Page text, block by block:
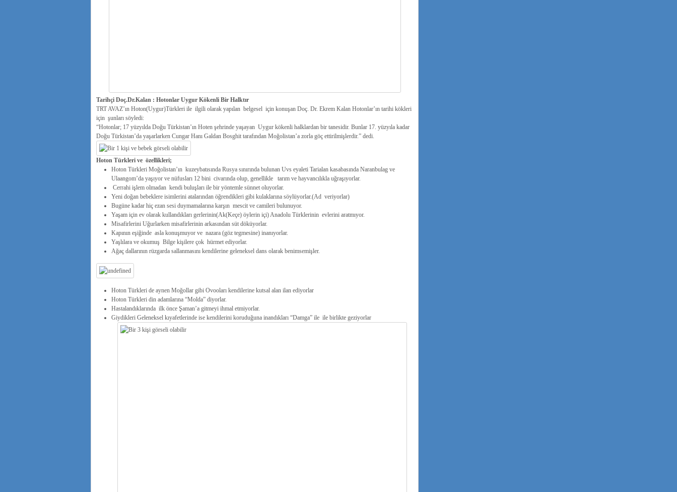
Tarihçi Doç.Dr.Kalan : Hotonlar Uygur Kökenli Bir Halktır
TRT AVAZ’ın Hoton(Uygur)Türkleri ile ilgili olarak yapılan belgesel için konuşan Doç. Dr. Ekrem Kalan Hotonlar’ın tarihi kökleri
için şunları söyledi:
“Hotonlar; 17 yüzyılda Doğu Türkistan’ın Hoten şehrinde yaşayan Uygur kökenli halklardan bir tanesidir. Bunlar 17. yüzyıla kadar
Doğu Türkistan’da yaşarlarken Cungar Hanı Galdan Bosghit tarafından Moğolistan’a zorla göç ettirilmişlerdir.” dedi.
Hoton Türkleri ve özellikleri;
Hoton Türkleri Moğolistan’ın kuzeybatısında Rusya sınırında bulunan Uvs eyaleti Tarialan kasabasında Naranbulag ve
Ulaangom’da yaşıyor ve nüfusları 12 bini civarında olup, genellikle tarım ve hayvancılıkla uğraşıyorlar.
Cerrahi işlem olmadan kendi buluşları ile bir yöntemle sünnet oluyorlar.
Yeni doğan bebeklere isimlerini atalarından öğrendikleri gibi kulaklarına söylüyorlar.(Ad veriyorlar)
Bugüne kadar hiç ezan sesi duymamalarına karşın mescit ve camileri bulunuyor.
Yaşam için ev olarak kullandıkları gerlerinin(Ak(Keçe) öylerin içi) Anadolu Türklerinin evlerini aratmıyor.
Misafirlerini Uğurlarken misafirlerinin arkasından süt döküyorlar.
Kapının eşiğinde asla konuşmuyor ve nazara (göz tegmesine) inanıyorlar.
Yaşlılara ve okumuş Bilge kişilere çok hürmet ediyorlar.
Ağaç dallarının rüzgarda sallanmasını kendilerine geleneksel dans olarak benimsemişler.
Hoton Türkleri de aynen Moğollar gibi Ovooları kendilerine kutsal alan ilan ediyorlar
Hoton Türkleri din adamlarına “Molda” diyorlar.
Hastalandıklarında ilk önce Şaman’a gitmeyi ihmal etmiyorlar.
Giydikleri Geleneksel kıyafetlerinde ise kendilerini koruduğuna inandıkları “Damga” ile ile birlikte geziyorlar